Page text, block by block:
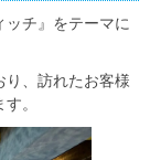
ッチ』をテーマに
り、訪れたお客様
。